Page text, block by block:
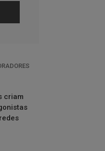
criam